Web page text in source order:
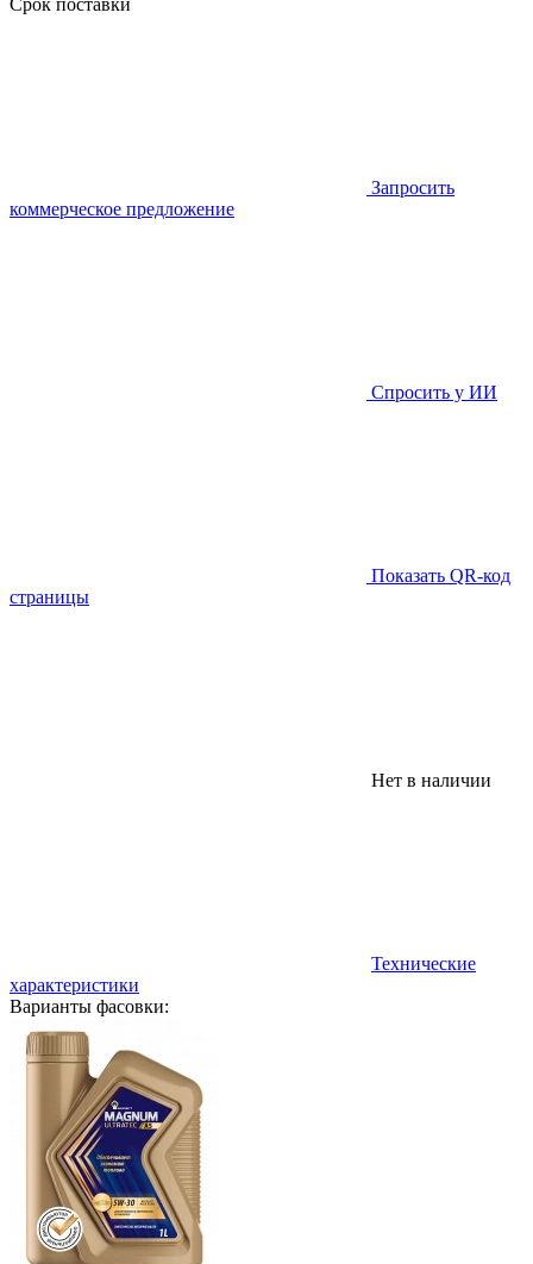
Запросить
коммерческое предложение
Спросить у ИИ
Показать QR-код
страницы
Нет в наличии
Технические
характеристики
Варианты фасовки: